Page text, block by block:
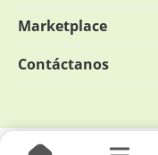
Marketplace
Contáctanos